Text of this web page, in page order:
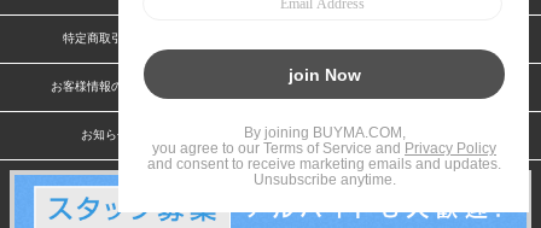
特定商取引法に関する表記
お客様情報の外部送信について
お知らせ(PCサイト) 会社案内